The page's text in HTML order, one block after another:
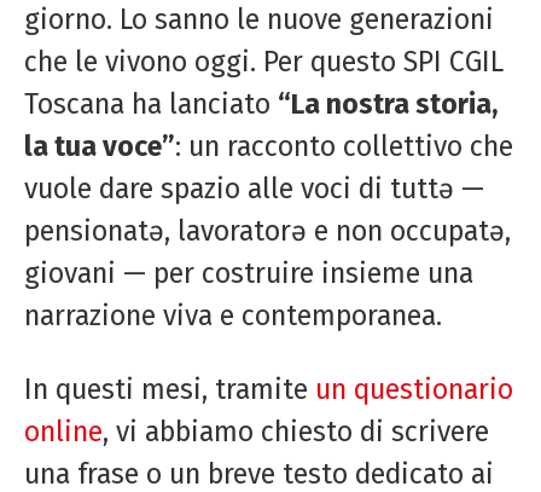
giorno. Lo sanno le nuove generazioni
che le vivono oggi. Per questo SPI CGIL
Toscana ha lanciato “La nostra storia,
la tua voce”: un racconto collettivo che
vuole dare spazio alle voci di tuttə —
pensionatə, lavoratorə e non occupatə,
giovani — per costruire insieme una
narrazione viva e contemporanea.
In questi mesi, tramite un questionario
online, vi abbiamo chiesto di scrivere
una frase o un breve testo dedicato ai